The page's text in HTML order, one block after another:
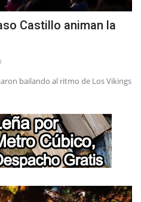
Castillo animan la
bailando al ritmo de Los Vikings